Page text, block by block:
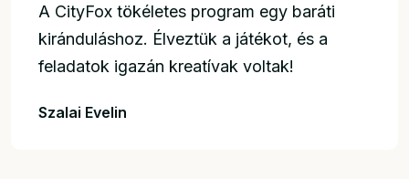
A CityFox tökéletes program egy baráti
kiránduláshoz. Élveztük a játékot, és a
feladatok igazán kreatívak voltak!
Szalai Evelin